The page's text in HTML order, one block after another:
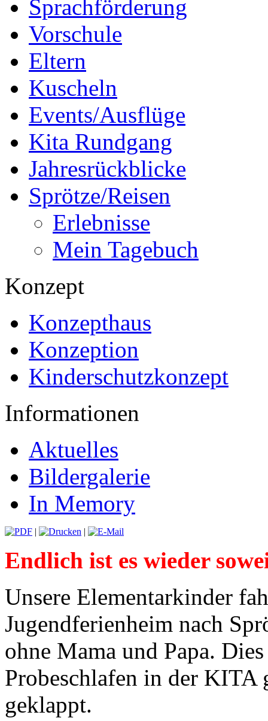
Sprachförderung
Vorschule
Eltern
Kuscheln
Events/Ausflüge
Kita Rundgang
Jahresrückblicke
Sprötze/Reisen
Erlebnisse
Mein Tagebuch
Konzept
Konzepthaus
Konzeption
Kinderschutzkonzept
Informationen
Aktuelles
Bildergalerie
In Memory
| |
Endlich ist es wieder
Unsere Elementarkinder
Jugendferienheim nach
ohne Mama und Papa.
Probeschlafen in der KITA
geklappt.